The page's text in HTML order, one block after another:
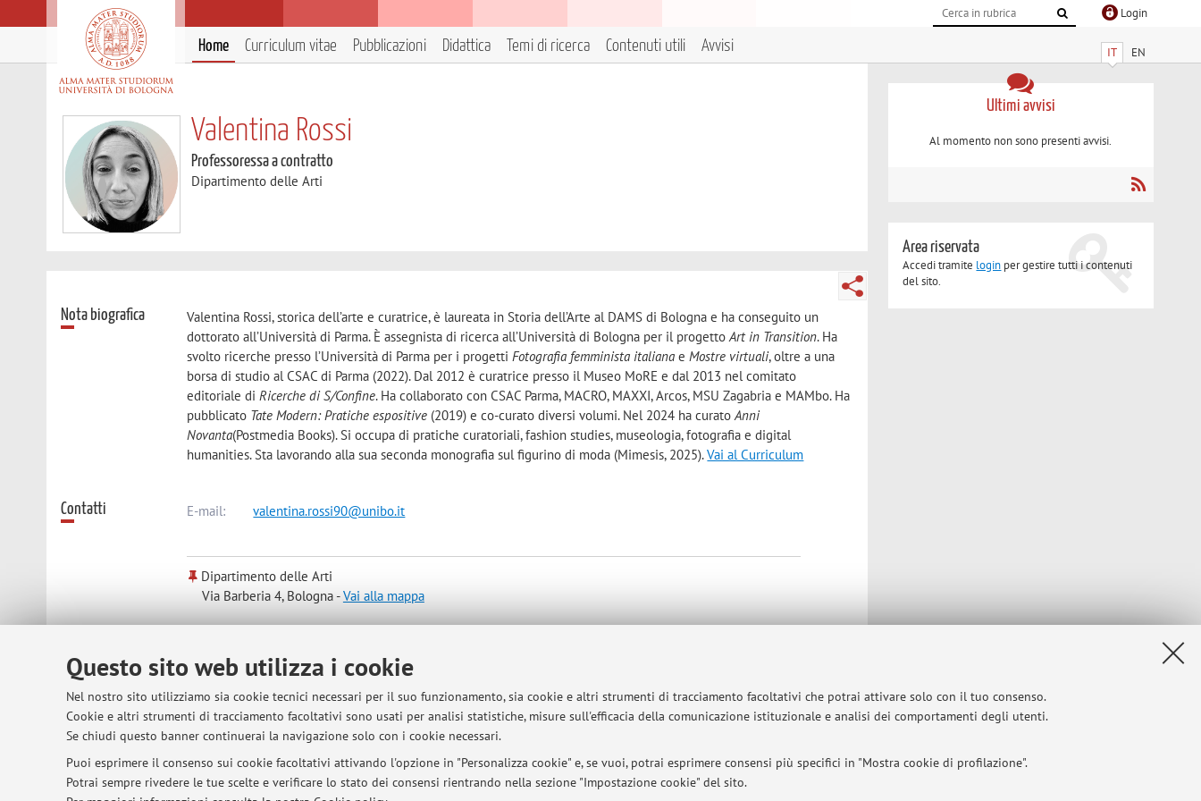
Questo sito web utilizza i cookie
Nel nostro sito utilizziamo sia cookie tecnici necessari per il suo funzionamento, sia cookie e altri strumenti di tracciamento facoltativi che potrai attivare solo con il tuo consenso.
Cookie e altri strumenti di tracciamento facoltativi sono usati per analisi statistiche, misure sull'efficacia della comunicazione istituzionale e analisi dei comportamenti degli utenti.
Se chiudi questo banner continuerai la navigazione solo con i cookie necessari.
Puoi esprimere il consenso sui cookie facoltativi attivando l'opzione in "Personalizza cookie" e, se vuoi, potrai esprimere consensi più specifici in "Mostra cookie di profilazione".
Potrai sempre rivedere le tue scelte e verificare lo stato dei consensi rientrando nella sezione "Impostazione cookie" del sito.
Login
IT EN
Home Curriculum vitae Pubblicazioni Didattica Temi di ricerca Contenuti utili Avvisi
Valentina Rossi
Professoressa a contratto
Dipartimento delle Arti
Nota biografica
Valentina Rossi, storica dell’arte e curatrice, è laureata in Storia dell’Arte al DAMS di Bologna e ha conseguito un
dottorato all’Università di Parma. È assegnista di ricerca all’Università di Bologna per il progettoArt in Transition. Ha
svolto ricerche presso l’Università di Parma per i progettiFotografia femminista italiana eMostre virtuali, oltre a una
borsa di studio al CSAC di Parma (2022). Dal 2012 è curatrice presso il Museo MoRE e dal 2013 nel comitato
editoriale diRicerche di S/Confine. Ha collaborato con CSAC Parma, MACRO, MAXXI, Arcos, MSU Zagabria e MAMbo. Ha
pubblicato Tate Modern: Pratiche espositive (2019) e co-curato diversi volumi. Nel 2024 ha curatoAnni
Novanta(Postmedia Books). Si occupa di pratiche curatoriali, fashion studies, museologia, fotografia e digital
humanities. Sta lavorando alla sua seconda monografia sul figurino di moda (Mimesis, 2025).Vai al Curriculum
Contatti E-mail: valentina.rossi90@unibo.it
Dipartimento delle Arti
Via Barberia 4, Bologna -Vai alla mappa
Risorse in rete ORCID
Orario di ricevimento Su richiesta tramite mail scritta.
Ultimi avvisi
Al momento non sono presenti avvisi.
Area riservata
Accedi tramite login per gestire tutti i contenuti
del sito.